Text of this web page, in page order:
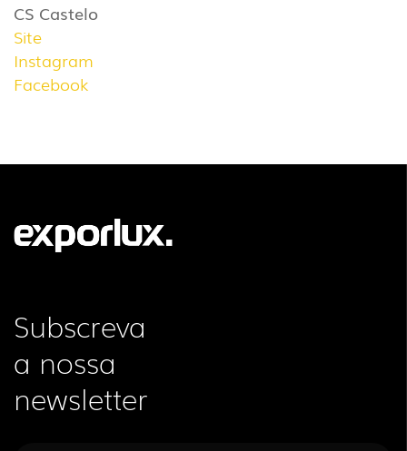
CS Castelo
Site
Instagram
Facebook
Subscreva
a nossa
newsletter